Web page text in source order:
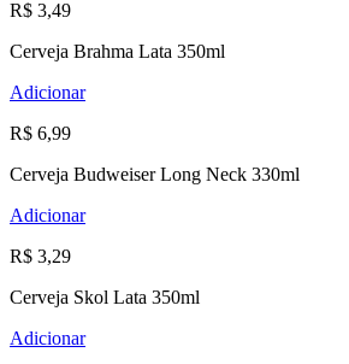
R$ 3,49
Cerveja Brahma Lata 350ml
Adicionar
R$ 6,99
Cerveja Budweiser Long Neck 330ml
Adicionar
R$ 3,29
Cerveja Skol Lata 350ml
Adicionar